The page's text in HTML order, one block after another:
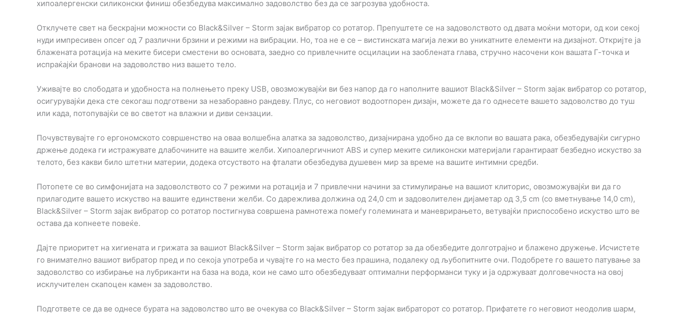
хипоалергенски силиконски финиш обезбедува максимално задоволство без да се загрозува удобноста.
Отклучете свет на бескрајни можности со Black&Silver – Storm зајак вибратор со ротатор. Препуштете се на задоволството од двата моќни мотори, од кои секој
нуди импресивен опсег од 7 различни брзини и режими на вибрации. Но, тоа не е се – вистинската магија лежи во уникатните елементи на дизајнот. Откријте ја
блажената ротација на меките бисери сместени во основата, заедно со привлечните осцилации на заоблената глава, стручно насочени кон вашата Г-точка и
испраќајќи бранови на задоволство низ вашето тело.
Уживајте во слободата и удобноста на полнењето преку USB, овозможувајќи ви без напор да го наполните вашиот Black&Silver – Storm зајак вибратор со ротатор,
осигурувајќи дека сте секогаш подготвени за незаборавно рандеву. Плус, со неговиот водоотпорен дизајн, можете да го однесете вашето задоволство до туш
или када, потопувајќи се во светот на влажни и диви сензации.
Почувствувајте го ергономското совршенство на оваа волшебна алатка за задоволство, дизајнирана удобно да се вклопи во вашата рака, обезбедувајќи сигурно
држење додека ги истражувате длабочините на вашите желби. Хипоалергичниот ABS и супер меките силиконски материјали гарантираат безбедно искуство за
телото, без какви било штетни материи, додека отсуството на фталати обезбедува душевен мир за време на вашите интимни средби.
Потопете се во симфонијата на задоволството со 7 режими на ротација и 7 привлечни начини за стимулирање на вашиот клиторис, овозможувајќи ви да го
прилагодите вашето искуство на вашите единствени желби. Со дарежлива должина од 24,0 cm и задоволителен дијаметар од 3,5 cm (со вметнување 14,0 cm),
Black&Silver – Storm зајак вибратор со ротатор постигнува совршена рамнотежа помеѓу големината и маневрирањето, ветувајќи приспособено искуство што ве
остава да копнеете повеќе.
Дајте приоритет на хигиената и грижата за вашиот Black&Silver – Storm зајак вибратор со ротатор за да обезбедите долготрајно и блажено дружење. Исчистете
го внимателно вашиот вибратор пред и по секоја употреба и чувајте го на место без прашина, подалеку од љубопитните очи. Подобрете го вашето патување за
задоволство со избирање на лубриканти на база на вода, кои не само што обезбедуваат оптимални перформанси туку и ја одржуваат долговечноста на овој
исклучителен скапоцен камен за задоволство.
Подгответе се да ве однесе бурата на задоволство што ве очекува со Black&Silver – Storm зајак вибраторот со ротатор. Прифатете го неговиот неодолив шарм,